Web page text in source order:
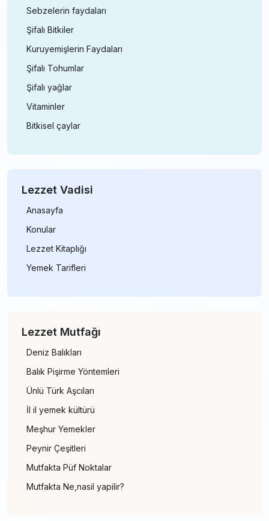
Sebzelerin faydaları
Şifalı Bitkiler
Kuruyemişlerin Faydaları
Şifalı Tohumlar
Şifalı yağlar
Vitaminler
Bitkisel çaylar
Lezzet Vadisi
Anasayfa
Konular
Lezzet Kitaplığı
Yemek Tarifleri
Lezzet Mutfağı
Deniz Balıkları
Balık Pişirme Yöntemleri
Ünlü Türk Aşcıları
İl il yemek kültürü
Meşhur Yemekler
Peynir Çeşitleri
Mutfakta Püf Noktalar
Mutfakta Ne,nasil yapilir?